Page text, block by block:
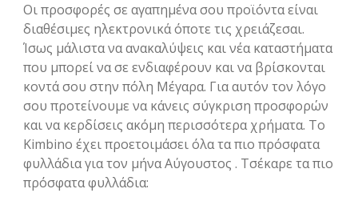
Οι προσφορές σε αγαπημένα σου προϊόντα είναι
διαθέσιμες ηλεκτρονικά όποτε τις χρειάζεσαι.
Ίσως μάλιστα να ανακαλύψεις και νέα καταστήματα
που μπορεί να σε ενδιαφέρουν και να βρίσκονται
κοντά σου στην πόλη Μέγαρα. Για αυτόν τον λόγο
σου προτείνουμε να κάνεις σύγκριση προσφορών
και να κερδίσεις ακόμη περισσότερα χρήματα. Το
Kimbino έχει προετοιμάσει όλα τα πιο πρόσφατα
φυλλάδια για τον μήνα Αύγουστος . Τσέκαρε τα πιο
πρόσφατα φυλλάδια: